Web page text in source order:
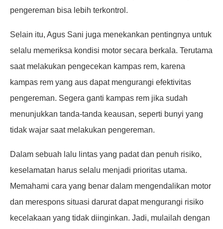
pengereman bisa lebih terkontrol.
Selain itu, Agus Sani juga menekankan pentingnya untuk
selalu memeriksa kondisi motor secara berkala. Terutama
saat melakukan pengecekan kampas rem, karena
kampas rem yang aus dapat mengurangi efektivitas
pengereman. Segera ganti kampas rem jika sudah
menunjukkan tanda-tanda keausan, seperti bunyi yang
tidak wajar saat melakukan pengereman.
Dalam sebuah lalu lintas yang padat dan penuh risiko,
keselamatan harus selalu menjadi prioritas utama.
Memahami cara yang benar dalam mengendalikan motor
dan merespons situasi darurat dapat mengurangi risiko
kecelakaan yang tidak diinginkan. Jadi, mulailah dengan